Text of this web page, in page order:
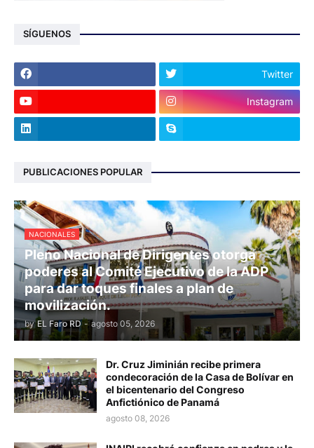
SÍGUENOS
Twitter
Instagram
PUBLICACIONES POPULAR
NACIONALES
Pleno Nacional de Dirigentes otorga
poderes al Comité Ejecutivo de la ADP
para dar toques finales a plan de
movilización.
by EL Faro RD - agosto 05, 2026
Dr. Cruz Jiminián recibe primera
condecoración de la Casa de Bolívar en
el bicentenario del Congreso
Anfictiónico de Panamá
agosto 08, 2026